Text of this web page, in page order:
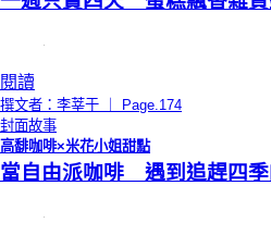
閱讀
撰文者：李莘于 ｜ Page.174
封面故事
高馡咖啡×米花小姐甜點
當自由派咖啡 遇到追趕四